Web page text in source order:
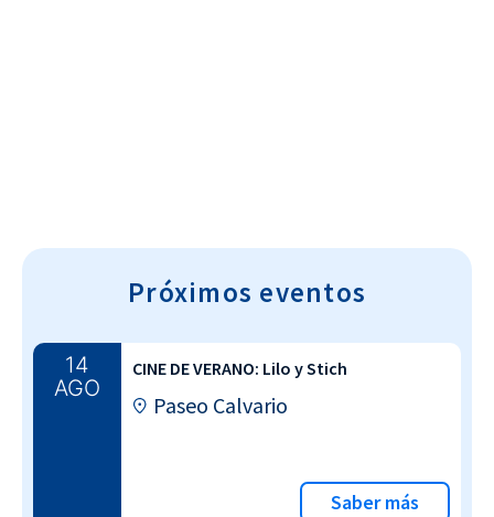
Próximos eventos
14
AGO
CINE DE VERANO: Lilo y Stich
Paseo Calvario
Saber más